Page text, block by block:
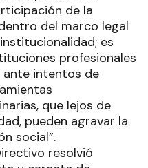
de la
del marco legal
es
profesionales
ante intentos de
que lejos de
pueden agravar la
social”.
resolvió